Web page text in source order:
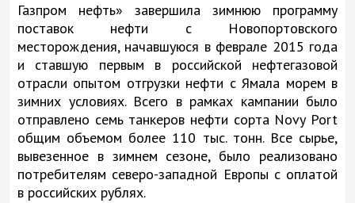
Газпром нефть» завершила зимнюю программу
поставок нефти с Новопортовского
месторождения, начавшуюся в феврале 2015 года
и ставшую первым в российской нефтегазовой
отрасли опытом отгрузки нефти с Ямала морем в
зимних условиях. Всего в рамках кампании было
отправлено семь танкеров нефти сорта Novy Port
общим объемом более 110 тыс. тонн. Все сырье,
вывезенное в зимнем сезоне, было реализовано
потребителям северо-западной Европы с оплатой
в российских рублях.